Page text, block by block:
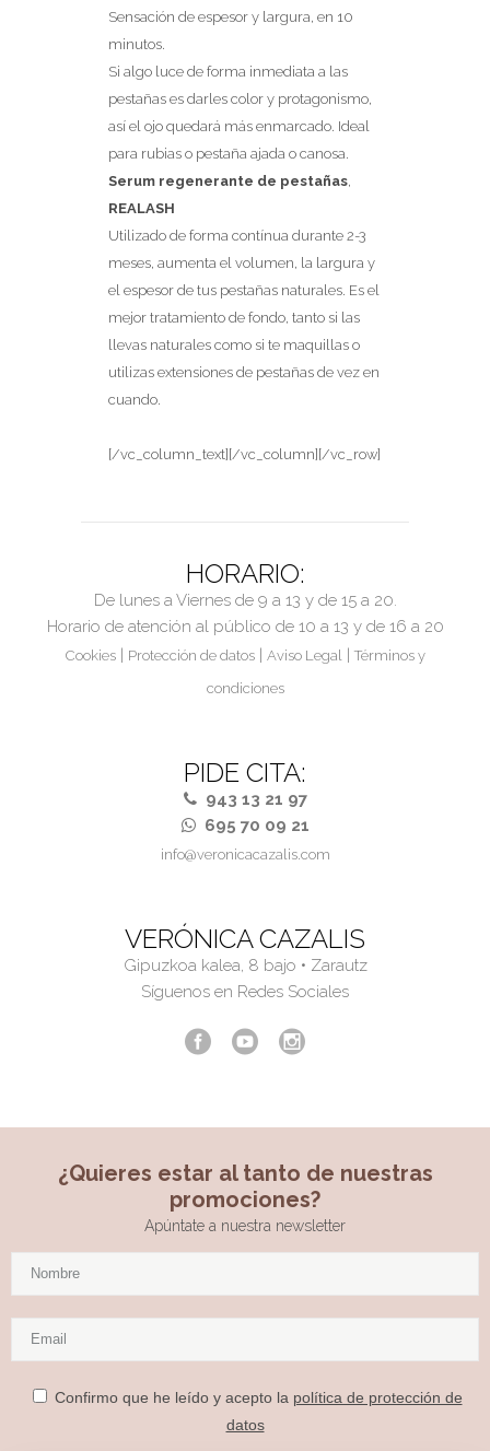
Sensación de espesor y largura, en 10
minutos.
Si algo luce de forma inmediata a las
pestañas es darles color y protagonismo,
así el ojo quedará más enmarcado. Ideal
para rubias o pestaña ajada o canosa.
Serum regenerante de pestañas,
REALASH
Utilizado de forma contínua durante 2-3
meses, aumenta el volumen, la largura y
el espesor de tus pestañas naturales. Es el
mejor tratamiento de fondo, tanto si las
llevas naturales como si te maquillas o
utilizas extensiones de pestañas de vez en
cuando.
[/vc_column_text][/vc_column][/vc_row]
HORARIO:
De lunes a Viernes de 9 a 13 y de 15 a 20.
Horario de atención al público de 10 a 13 y de 16 a 20
Cookies| Protección de datos| Aviso Legal| Términos y
condiciones
PIDE CITA:
943 13 21 97
695 70 09 21
info@veronicacazalis.com
VERÓNICA CAZALIS
Gipuzkoa kalea, 8 bajo • Zarautz
Síguenos en Redes Sociales
¿Quieres estar al tanto de nuestras
promociones?
Apúntate a nuestra newsletter
Confirmo que he leído y acepto la política de protección de
datos